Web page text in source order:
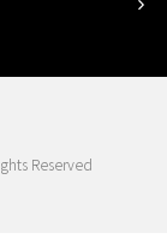
Reserved